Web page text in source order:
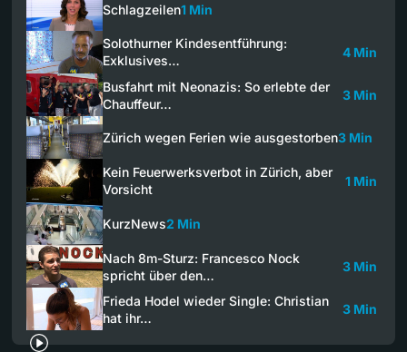
Schlagzeilen1 Min
Solothurner Kindesentführung:
Exklusives…
4 Min
Busfahrt mit Neonazis: So erlebte der
Chauffeur…
3 Min
Zürich wegen Ferien wie ausgestorben3 Min
Kein Feuerwerksverbot in Zürich, aber
Vorsicht
1 Min
KurzNews2 Min
Nach 8m-Sturz: Francesco Nock
spricht über den…
3 Min
Frieda Hodel wieder Single: Christian
hat ihr…
3 Min